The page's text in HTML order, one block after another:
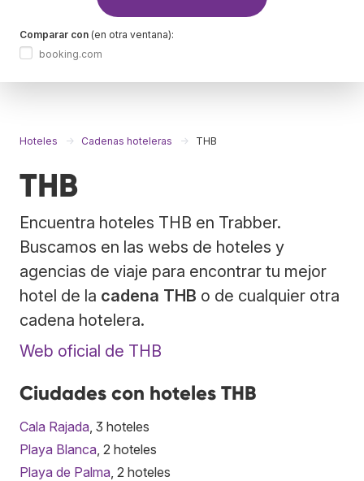
Comparar con (en otra ventana):
booking.com
Hoteles Cadenas hoteleras THB
THB
Encuentra hoteles THB en Trabber.
Buscamos en las webs de hoteles y
agencias de viaje para encontrar tu mejor
hotel de la cadena THB o de cualquier otra
cadena hotelera.
Web oficial de THB
Ciudades con hoteles THB
Cala Rajada , 3 hoteles
Playa Blanca , 2 hoteles
Playa de Palma , 2 hoteles